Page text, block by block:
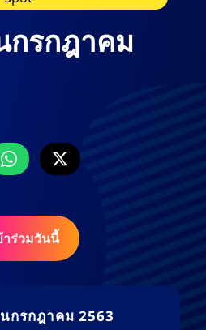
กรกฎาคม
าร่วมวันนี้
กรกฎาคม 2563